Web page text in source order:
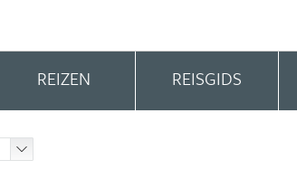
REIZEN REISGIDS